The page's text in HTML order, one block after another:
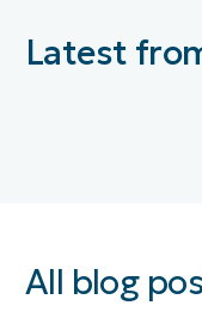
Latest
All blog